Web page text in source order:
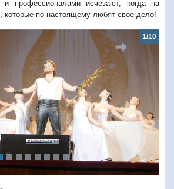
профессионалами исчезают, когда на
которые по-настоящему любят свое дело!
1/10